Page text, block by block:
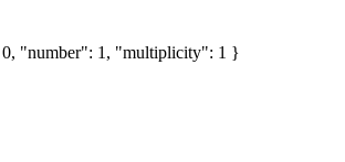
"number": 1, "multiplicity": 1 }